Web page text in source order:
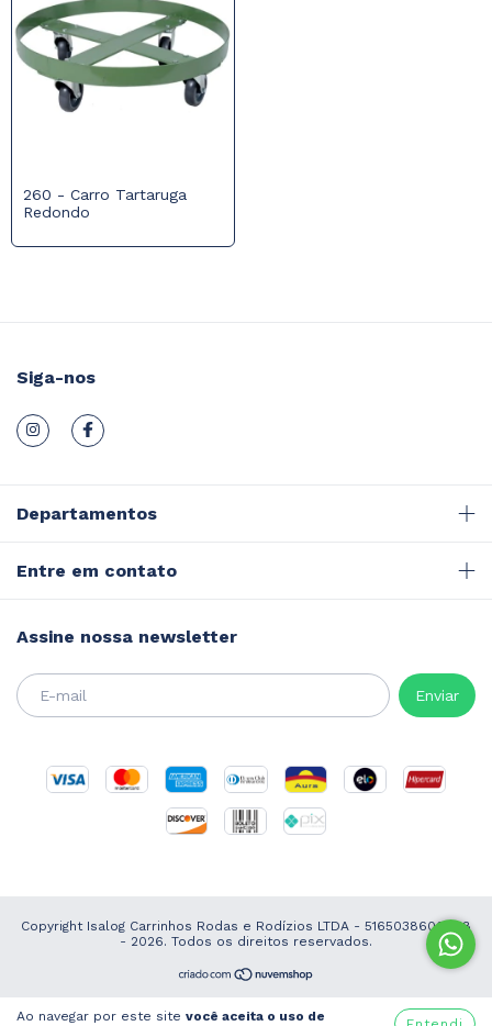
Ao navegar por este site você aceita o uso de
260 - Carro Tartaruga
Redondo
Siga-nos
Departamentos
Entre em contato
Assine nossa newsletter
Copyright Isalog Carrinhos Rodas e Rodízios LTDA - 51650386000118
- 2026. Todos os direitos reservados.